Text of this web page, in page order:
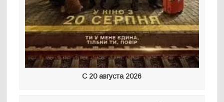
С 20 августа 2026